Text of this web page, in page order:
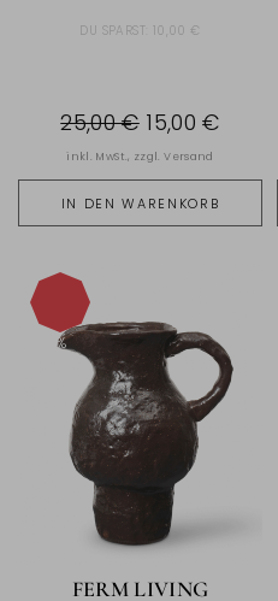
DU SPARST: 10,00 €
IN DEN WARENKORB
25,00 € 15,00 €
inkl. MwSt., zzgl.Versand
-40%
FERM LIVING